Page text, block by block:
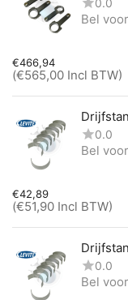
Bel
€466,94
(€565,00 Incl BTW)
0.0
Bel
€42,89
(€51,90 Incl BTW)
0.0
Bel